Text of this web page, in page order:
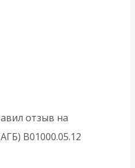
отзыв на
B01000.05.12